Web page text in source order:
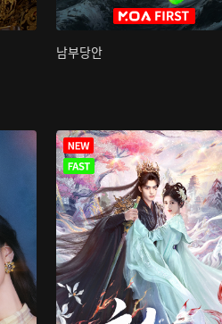
남부당안